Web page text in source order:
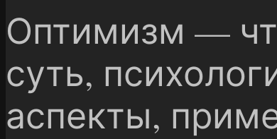
Оптимизм —
суть,
аспекты,